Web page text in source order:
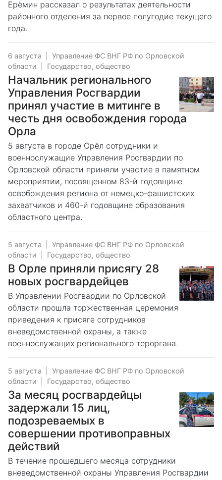
Ерёмин рассказал о результатах деятельности
районного отделения за первое полугодие текущего
года.
6 августа
Управление ФС ВНГ РФ по Орловской
области
Государство, общество
Начальник регионального
Управления Росгвардии
принял участие в митинге в
честь дня освобождения города
Орла
5 августа в городе Орёл сотрудники и
военнослужащие Управления Росгвардии по
Орловской области приняли участие в памятном
мероприятии, посвященном 83-й годовщине
освобождения региона от немецко-фашистских
захватчиков и 460-й годовщине образования
областного центра.
5 августа
Управление ФС ВНГ РФ по Орловской
области
Государство, общество
В Орле приняли присягу 28
новых росгвардейцев
В Управлении Росгвардии по Орловской
области прошла торжественная церемония
приведения к присяге сотрудников
вневедомственной охраны, а также
военнослужащих регионального тероргана.
5 августа
Управление ФС ВНГ РФ по Орловской
области
Государство, общество
За месяц росгвардейцы
задержали 15 лиц,
подозреваемых в
совершении противоправных
действий
В течение прошедшего месяца сотрудники
вневедомственной охраны Управления Росгвардии